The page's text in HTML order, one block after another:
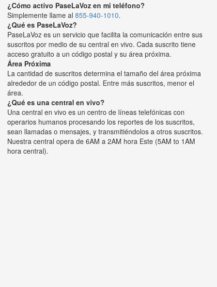
¿Cómo activo PaseLaVoz en mi teléfono?
Simplemente llame al 855-940-1010.
¿Qué es PaseLaVoz?
PaseLaVoz es un servicio que facilita la comunicación entre sus
suscritos por medio de su central en vivo. Cada suscrito tiene
acceso gratuito a un código postal y su área próxima.
Área Próxima
La cantidad de suscritos determina el tamaño del área próxima
alrededor de un código postal. Entre más suscritos, menor el
área.
¿Qué es una central en vivo?
Una central en vivo es un centro de líneas telefónicas con
operarios humanos procesando los reportes de los suscritos,
sean llamadas o mensajes, y transmitiéndolos a otros suscritos.
Nuestra central opera de 6AM a 2AM hora Este (5AM to 1AM
hora central).